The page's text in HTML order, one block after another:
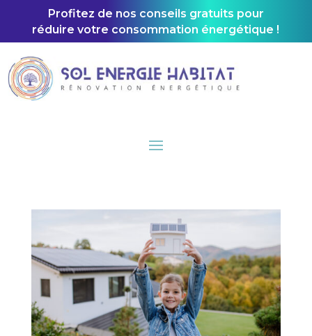
Profitez de nos conseils gratuits pour
réduire votre consommation énergétique !